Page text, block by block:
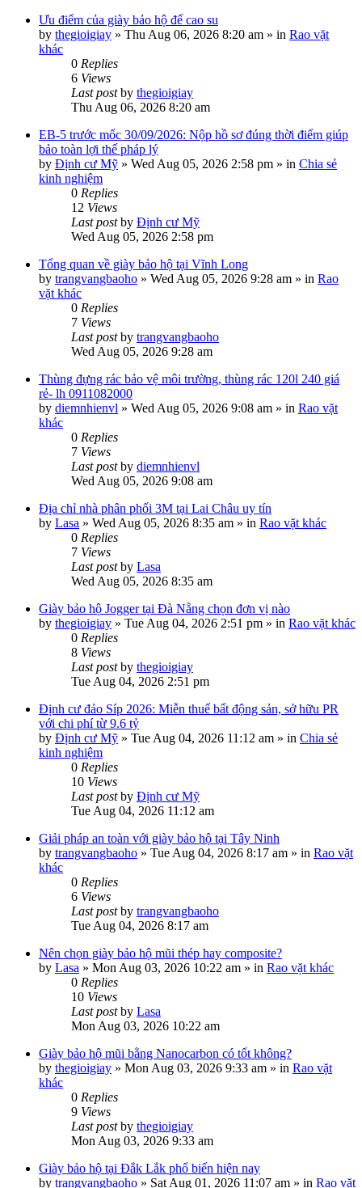
Ưu điểm của giày bảo hộ đế cao su
by thegioigiay » Thu Aug 06, 2026 8:20 am » in Rao vặt
khác
0 Replies
6 Views
Last postby thegioigiay
Thu Aug 06, 2026 8:20 am
EB-5 trước mốc 30/09/2026: Nộp hồ sơ đúng thời điểm giúp
bảo toàn lợi thế pháp lý
by Định cư Mỹ » Wed Aug 05, 2026 2:58 pm » in Chia sẻ
kinh nghiệm
0 Replies
12 Views
Last postby Định cư Mỹ
Wed Aug 05, 2026 2:58 pm
Tổng quan về giày bảo hộ tại Vĩnh Long
by trangvangbaoho » Wed Aug 05, 2026 9:28 am » in Rao
vặt khác
0 Replies
7 Views
Last postby trangvangbaoho
Wed Aug 05, 2026 9:28 am
Thùng đựng rác bảo vệ môi trường, thùng rác 120l 240 giá
rẻ- lh 0911082000
by diemnhienvl » Wed Aug 05, 2026 9:08 am » in Rao vặt
khác
0 Replies
7 Views
Last postby diemnhienvl
Wed Aug 05, 2026 9:08 am
Địa chỉ nhà phân phối 3M tại Lai Châu uy tín
by Lasa » Wed Aug 05, 2026 8:35 am » in Rao vặt khác
0 Replies
7 Views
Last postby Lasa
Wed Aug 05, 2026 8:35 am
Giày bảo hộ Jogger tại Đà Nẵng chọn đơn vị nào
by thegioigiay » Tue Aug 04, 2026 2:51 pm » in Rao vặt khác
0 Replies
8 Views
Last postby thegioigiay
Tue Aug 04, 2026 2:51 pm
Định cư đảo Síp 2026: Miễn thuế bất động sản, sở hữu PR
với chi phí từ 9.6 tỷ
by Định cư Mỹ » Tue Aug 04, 2026 11:12 am » in Chia sẻ
kinh nghiệm
0 Replies
10 Views
Last postby Định cư Mỹ
Tue Aug 04, 2026 11:12 am
Giải pháp an toàn với giày bảo hộ tại Tây Ninh
by trangvangbaoho » Tue Aug 04, 2026 8:17 am » in Rao vặt
khác
0 Replies
6 Views
Last postby trangvangbaoho
Tue Aug 04, 2026 8:17 am
Nên chọn giày bảo hộ mũi thép hay composite?
by Lasa » Mon Aug 03, 2026 10:22 am » in Rao vặt khác
0 Replies
10 Views
Last postby Lasa
Mon Aug 03, 2026 10:22 am
Giày bảo hộ mũi bằng Nanocarbon có tốt không?
by thegioigiay » Mon Aug 03, 2026 9:33 am » in Rao vặt
khác
0 Replies
9 Views
Last postby thegioigiay
Mon Aug 03, 2026 9:33 am
Giày bảo hộ tại Đắk Lắk phổ biến hiện nay
by trangvangbaoho » Sat Aug 01, 2026 11:07 am » in Rao vặt